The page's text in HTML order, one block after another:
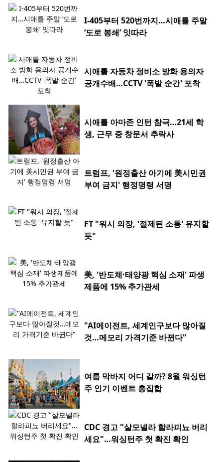
I-405부터 520번까지…시애틀 주말
‘도로 봉쇄’ 잇따라
시애틀 자동차 정비소 방화 용의자
공개수배…CCTV '폭발 순간' 포착
시애틀 아마존 인턴 참극…21세 학
생, 근무 중 창문서 추락사
트럼프, '원정출산 아기에 美시민권
부여 금지' 행정명령 서명
FT "워시 의장, '절제된 소통' 유지할
듯"
美, '반도체·태양광 핵심 소재' 파생
제품에 15% 추가관세
"AI에이전트, 세계인구보다 많아질
것…메모리 가격기준 바뀐다"
여름 막바지 어디 갈까? 8월 워싱턴
주 인기 이벤트 총집합
CDC 경고 "살모넬라 할라피뇨 버리
세요"…워싱턴주 첫 확진 확인